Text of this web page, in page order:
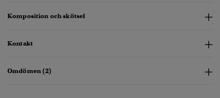
Komposition och skötsel
Kontakt
Omdömen (2)